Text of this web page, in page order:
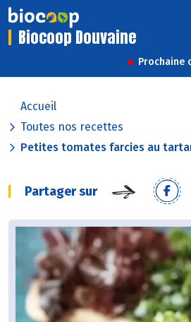
Biocoop Douvaine
Prochaine
Accueil
Toutes nos recettes
Petites tomates farcies au
Partager sur